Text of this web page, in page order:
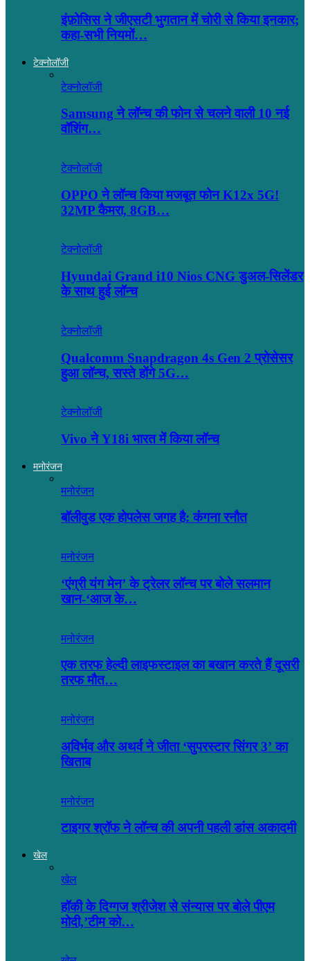
इंफ़ोसिस ने जीएसटी भुगतान में चोरी से किया इनकार;
कहा-सभी नियमों…
टेक्नोलॉजी
टेक्नोलॉजी
Samsung ने लॉन्च की फोन से चलने वाली 10 नई
वॉशिंग…
टेक्नोलॉजी
OPPO ने लॉन्‍च किया मजबूत फोन K12x 5G!
32MP कैमरा, 8GB…
टेक्नोलॉजी
Hyundai Grand i10 Nios CNG डुअल-सिलेंडर
के साथ हुई लॉन्च
टेक्नोलॉजी
Qualcomm Snapdragon 4s Gen 2 प्रोसेसर
हुआ लॉन्च, सस्ते होंगे 5G…
टेक्नोलॉजी
Vivo ने Y18i भारत में किया लॉन्च
मनोरंजन
मनोरंजन
बॉलीवुड एक होपलेस जगह है: कंंगना रनौत
मनोरंजन
‘एंग्री यंग मेन’ के ट्रेलर लॉन्च पर बोले सलमान
खान-‘आज के…
मनोरंजन
एक तरफ हेल्दी लाइफस्टाइल का बखान करते हैं दूसरी
तरफ मौत…
मनोरंजन
अविर्भव और अथर्व ने जीता ‘सुपरस्टार सिंगर 3’ का
खिताब
मनोरंजन
टाइगर श्रॉफ ने लॉन्च की अपनी पहली डांस अकादमी
खेल
खेल
हॉकी के दिग्गज श्रीजेश से संन्यास पर बोले पीएम
मोदी,’टीम को…